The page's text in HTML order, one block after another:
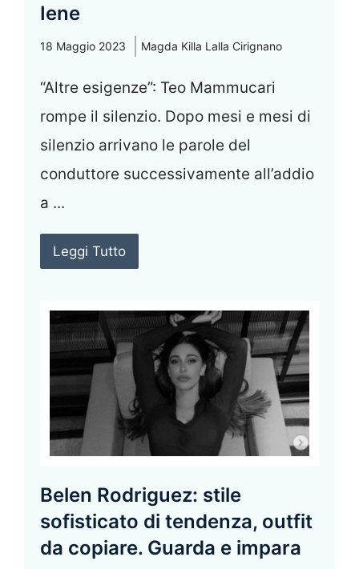
Iene
18 Maggio 2023 Magda Killa Lalla Cirignano
“Altre esigenze”: Teo Mammucari
rompe il silenzio. Dopo mesi e mesi di
silenzio arrivano le parole del
conduttore successivamente all’addio
a ...
Leggi Tutto
Belen Rodriguez: stile
sofisticato di tendenza, outfit
da copiare. Guarda e impara